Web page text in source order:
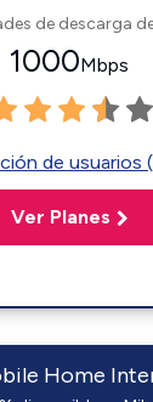
de descarga
1000Mbps
de usuarios
Ver Planes
Home